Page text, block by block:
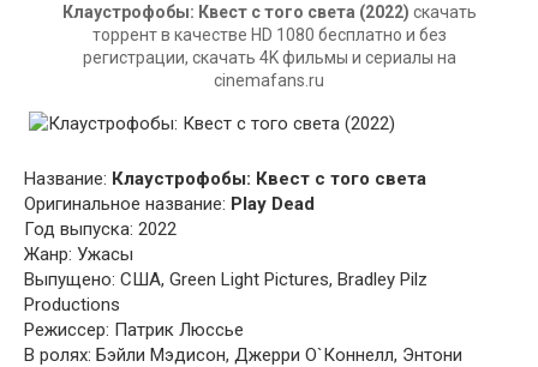
Клаустрофобы: Квест с того света (2022) скачать
торрент в качестве HD 1080 бесплатно и без
регистрации, скачать 4K фильмы и сериалы на
cinemafans.ru
Название: Клаустрофобы: Квест с того света
Оригинальное название: Play Dead
Год выпуска: 2022
Жанр: Ужасы
Выпущено: США, Green Light Pictures, Bradley Pilz
Productions
Режиссер: Патрик Люссье
В ролях: Бэйли Мэдисон, Джерри О`Коннелл, Энтони